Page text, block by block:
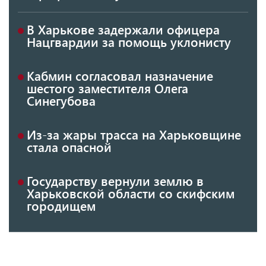
В Харькове задержали офицера
Нацгвардии за помощь уклонисту
Кабмин согласовал назначение
шестого заместителя Олега
Синегубова
Из-за жары трасса на Харьковщине
стала опасной
Государству вернули землю в
Харьковской области со скифским
городищем